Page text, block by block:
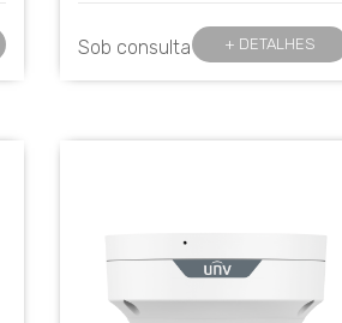
Sob consulta + DETALHES